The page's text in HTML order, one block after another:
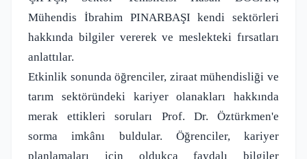
Mühendis İbrahim PINARBAŞI kendi sektörleri
hakkında bilgiler vererek ve meslekteki fırsatları
anlattılar.
Etkinlik sonunda öğrenciler, ziraat mühendisliği ve
tarım sektöründeki kariyer olanakları hakkında
merak ettikleri soruları Prof. Dr. Öztürkmen'e
sorma imkânı buldular. Öğrenciler, kariyer
planlamaları için oldukça faydalı bilgiler